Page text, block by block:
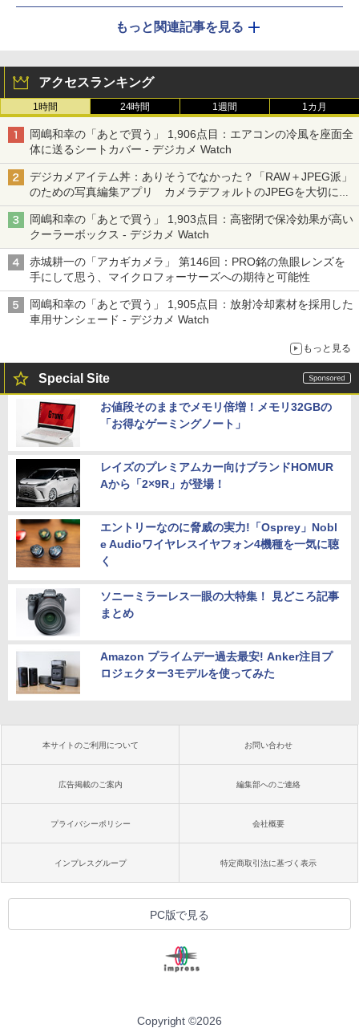
もっと関連記事を見る
アクセスランキング
1時間 24時間 1週間 1カ月
岡嶋和幸の「あとで買う」 1,906点目：エアコンの冷風を座面全
体に送るシートカバー - デジカメ Watch
デジカメアイテム丼：ありそうでなかった？「RAW＋JPEG派」
のための写真編集アプリ カメラデフォルトのJPEGを大切にす
る「Filmator」
岡嶋和幸の「あとで買う」 1,903点目：高密閉で保冷効果が高い
クーラーボックス - デジカメ Watch
赤城耕一の「アカギカメラ」 第146回：PRO銘の魚眼レンズを
手にして思う、マイクロフォーサーズへの期待と可能性
岡嶋和幸の「あとで買う」 1,905点目：放射冷却素材を採用した
車用サンシェード - デジカメ Watch
もっと見る
Special Site
お値段そのままでメモリ倍増！メモリ32GBの
「お得なゲーミングノート」
レイズのプレミアムカー向けブランドHOMUR
Aから「2×9R」が登場！
エントリーなのに脅威の実力!「Osprey」Nobl
e Audioワイヤレスイヤフォン4機種を一気に聴
く
ソニーミラーレス一眼の大特集！ 見どころ記事
まとめ
Amazon プライムデー過去最安! Anker注目プ
ロジェクター3モデルを使ってみた
本サイトのご利用について お問い合わせ
広告掲載のご案内 編集部へのご連絡
プライバシーポリシー 会社概要
インプレスグループ 特定商取引法に基づく表示
PC版で見る
Copyright ©2026